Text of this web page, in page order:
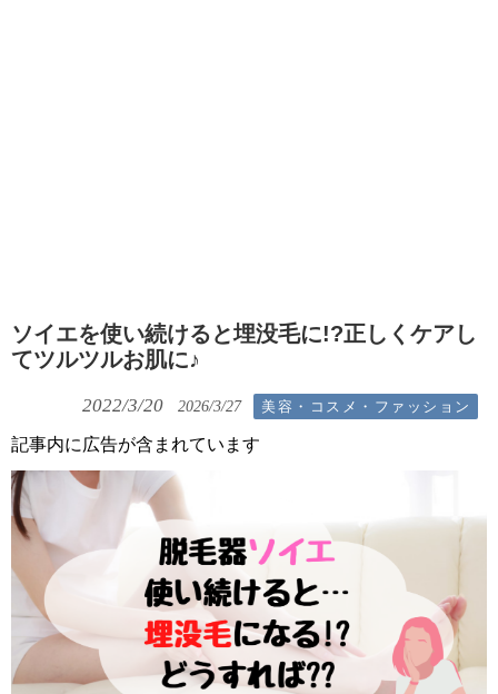
ソイエを使い続けると埋没毛に!?正しくケアし
てツルツルお肌に♪
2022/3/20 2026/3/27 美容・コスメ・ファッション
記事内に広告が含まれています